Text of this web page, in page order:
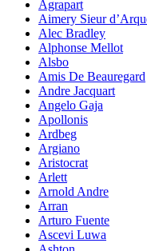
Agrapart
Aimery Sieur
Alec Bradley
Alphonse Mellot
Alsbo
Amis De Beauregard
Andre Jacquart
Angelo Gaja
Apollonis
Ardbeg
Argiano
Aristocrat
Arlett
Arnold Andre
Arran
Arturo Fuente
Ascevi Luwa